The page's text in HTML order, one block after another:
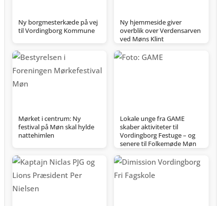
Ny borgmesterkæde på vej
til Vordingborg Kommune
Ny hjemmeside giver
overblik over Verdensarven
ved Møns Klint
Mørket i centrum: Ny
festival på Møn skal hylde
nattehimlen
Lokale unge fra GAME
skaber aktiviteter til
Vordingborg Festuge – og
senere til Folkemøde Møn